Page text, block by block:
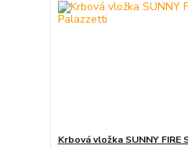
Krbová vložka SUNNY